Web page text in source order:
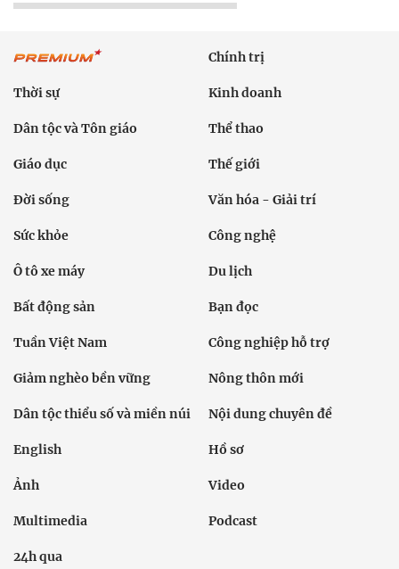
Chính trị
Thời sự Kinh doanh
Dân tộc và Tôn giáo Thể thao
Giáo dục Thế giới
Đời sống Văn hóa - Giải trí
Sức khỏe Công nghệ
Ô tô xe máy Du lịch
Bất động sản Bạn đọc
Tuần Việt Nam Công nghiệp hỗ trợ
Giảm nghèo bền vững Nông thôn mới
Dân tộc thiểu số và miền núi Nội dung chuyên đề
English Hồ sơ
Ảnh Video
Multimedia Podcast
24h qua